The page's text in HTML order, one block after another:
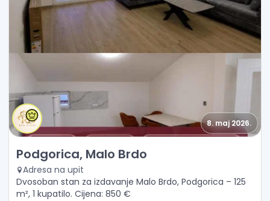
8. maj 2026.
Izdavanje - Stan Podgorica, Malo Brdo
Podgorica, Malo Brdo
Adresa na upit
Dvosoban stan za izdavanje Malo Brdo, Podgorica – 125
m², 1 kupatilo. Cijena: 850 €